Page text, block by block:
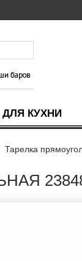
ДЛЯ КУХНИ
Тарелка